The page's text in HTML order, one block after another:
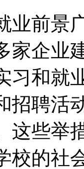
业前景
家企业
习和就
招聘活
这些举
校的社